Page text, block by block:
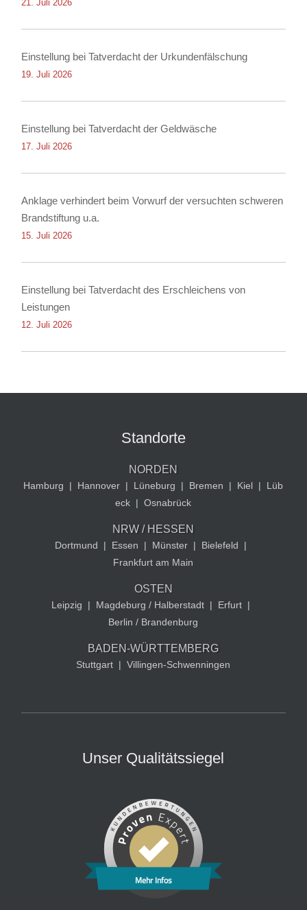
21. Juli 2026
Einstellung bei Tatverdacht der Urkundenfälschung
19. Juli 2026
Einstellung bei Tatverdacht der Geldwäsche
17. Juli 2026
Anklage verhindert beim Vorwurf der versuchten schweren
Brandstiftung u.a.
15. Juli 2026
Einstellung bei Tatverdacht des Erschleichens von
Leistungen
12. Juli 2026
Standorte
NORDEN
Hamburg | Hannover | Lüneburg | Bremen | Kiel |
Lüb
eck | Osnabrück
NRW / HESSEN
Dortmund | Essen | Münster | Bielefeld
|
Frankfurt am Main
OSTEN
Leipzig | Magdeburg / Halberstadt | Erfurt |
Berlin / Brandenburg
BADEN-WÜRTTEMBERG
Stuttgart | Villingen-Schwenningen
Unser Qualitätssiegel
Mehr Infos